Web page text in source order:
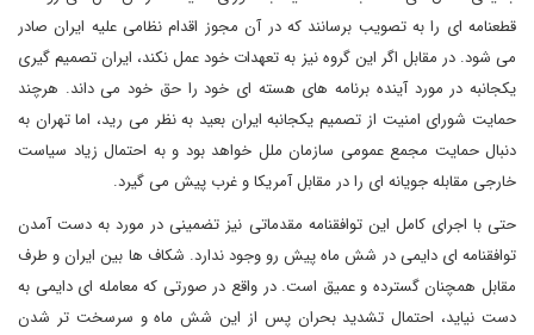
قطعنامه ای را به تصویب برسانند که در آن مجوز اقدام نظامی علیه ایران صادر
می شود. در مقابل اگر این گروه نیز به تعهدات خود عمل نکند، ایران تصمیم گیری
یکجانبه در مورد آینده برنامه های هسته ای خود را حق خود می داند. هرچند
حمایت شورای امنیت از تصمیم یکجانبه ایران بعید به نظر می رید، اما تهران به
دنبال حمایت مجمع عمومی سازمان ملل خواهد بود و به احتمال زیاد سیاست
خارجی مقابله جویانه ای را در مقابل آمریکا و غرب پیش می گیرد.
حتی با اجرای کامل این توافقنامه مقدماتی نیز تضمینی در مورد به دست آمدن
توافقنامه ای دایمی در شش ماه پیش رو وجود ندارد. شکاف ها بین ایران و طرف
مقابل همچنان گسترده و عمیق است. در واقع در صورتی که معامله ای دایمی به
دست نیاید، احتمال تشدید بحران پس از این شش ماه و سرسخت تر شدن